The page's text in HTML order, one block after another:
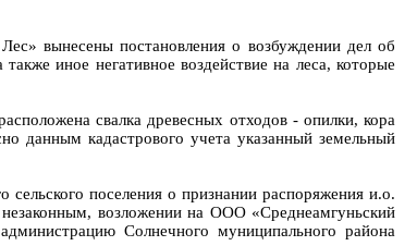
вынесены постановления о возбуждении дел об
иное негативное воздействие на леса, которые
свалка древесных отходов - опилки, кора
данным кадастрового учета указанный земельный
сельского поселения о признании распоряжения и.о.
возложении на ООО «Среднеамгуньский
Солнечного муниципального района